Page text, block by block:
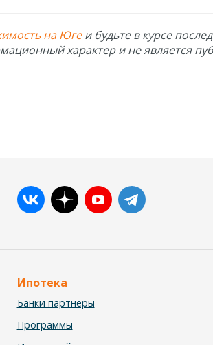
на Югеи будьте в курсе
характер и не является
Ипотека
Банки партнеры
Программы